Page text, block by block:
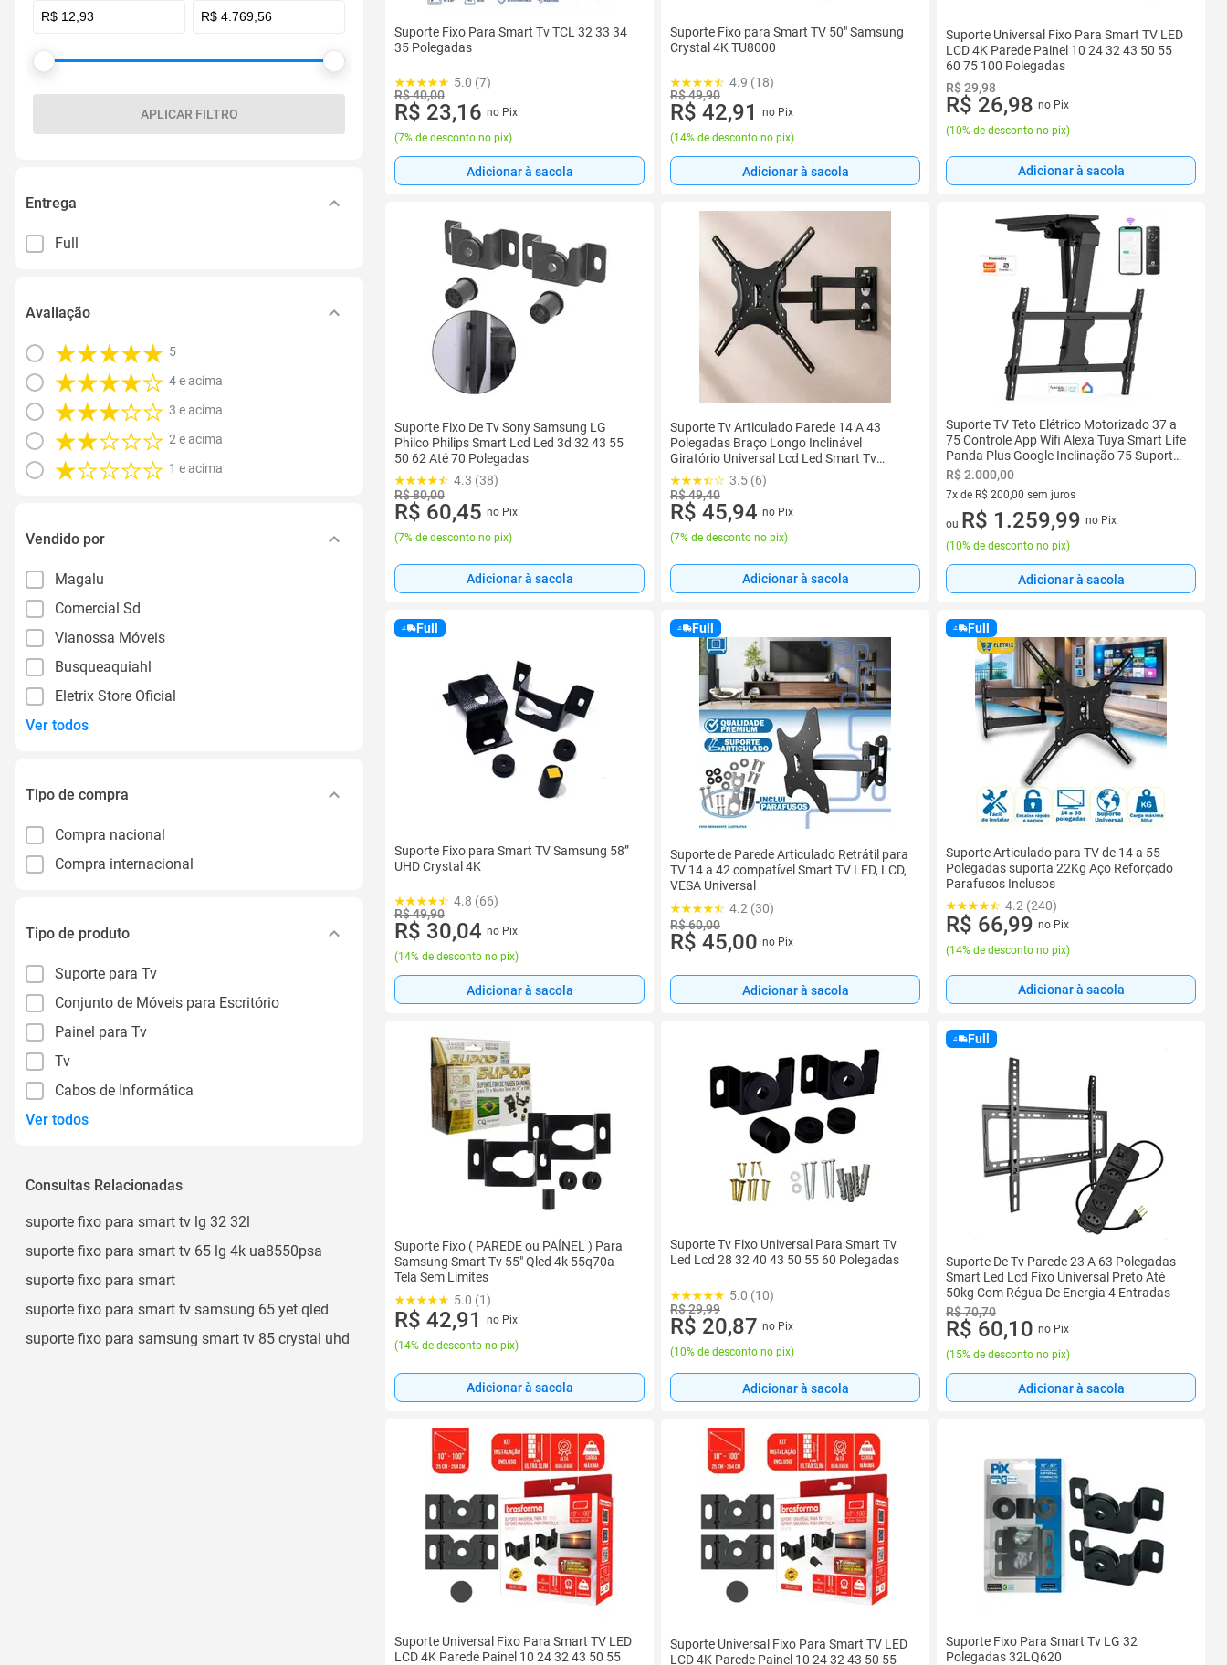
APLICAR FILTRO
Entrega
Full
Avaliação
5
4 e acima
3 e acima
2 e acima
1 e acima
Vendido por
Magalu
Comercial Sd
Vianossa Móveis
Busqueaquiahl
Eletrix Store Oficial
Ver todos
Tipo de compra
Compra nacional
Compra internacional
Tipo de produto
Suporte para Tv
Conjunto de Móveis para Escritório
Painel para Tv
Tv
Cabos de Informática
Ver todos
Consultas Relacionadas
suporte fixo para smart tv lg 32 32l
suporte fixo para smart tv 65 lg 4k ua8550psa
suporte fixo para smart
suporte fixo para smart tv samsung 65 yet qled
suporte fixo para samsung smart tv 85 crystal uhd
Suporte Fixo Para Smart Tv TCL 32 33 34
35 Polegadas
5.0 (7)
R$ 40,00
R$ 23,16 no Pix
(7% de desconto no pix)
Adicionar à sacola
Suporte Fixo para Smart TV 50" Samsung
Crystal 4K TU8000
4.9 (18)
R$ 49,90
R$ 42,91
no Pix
(14% de desconto no pix)
Adicionar à sacola
Suporte Universal Fixo Para Smart TV LED
LCD 4K Parede Painel 10 24 32 43 50 55
60 75 100 Polegadas
R$ 29,98
R$ 26,98 no Pix
(10% de desconto no pix)
Adicionar à sacola
Suporte Fixo De Tv Sony Samsung LG
Philco Philips Smart Lcd Led 3d 32 43 55
50 62 Até 70 Polegadas
4.3 (38)
R$ 80,00
R$ 60,45 no Pix
(7% de desconto no pix)
Adicionar à sacola
Suporte Tv Articulado Parede 14 A 43
Polegadas Braço Longo Inclinável
Giratório Universal Lcd Led Smart Tv
Samsung LG Sony Tcl Monitor Vesa Preto
3.5 (6)
R$ 49,40
R$ 45,94 no Pix
(7% de desconto no pix)
Adicionar à sacola
Suporte TV Teto Elétrico Motorizado 37 a
75 Controle App Wifi Alexa Tuya Smart Life
Panda Plus Google Inclinação 75 Suporta
Até 45kg Padrão Vesa
R$ 2.000,00
7x de R$ 200,00 sem juros
7 vez de R$ 200,00 sem juros
ou R$ 1.259,99 no Pix
(10% de desconto no pix)
Adicionar à sacola
Full
Suporte Fixo para Smart TV Samsung 58”
UHD Crystal 4K
4.8 (66)
R$ 49,90
R$ 30,04 no Pix
(14% de desconto no pix)
Adicionar à sacola
Full
Suporte de Parede Articulado Retrátil para
TV 14 a 42 compatível Smart TV LED, LCD,
VESA Universal
4.2 (30)
R$ 60,00
R$ 45,00 no Pix
Adicionar à sacola
Full
Suporte Articulado para TV de 14 a 55
Polegadas suporta 22Kg Aço Reforçado
Parafusos Inclusos
4.2 (240)
R$ 66,99 no Pix
(14% de desconto no pix)
Adicionar à sacola
Suporte Fixo ( PAREDE ou PAÍNEL ) Para
Samsung Smart Tv 55" Qled 4k 55q70a
Tela Sem Limites
5.0 (1)
R$ 42,91
no Pix
(14% de desconto no pix)
Adicionar à sacola
Suporte Tv Fixo Universal Para Smart Tv
Led Lcd 28 32 40 43 50 55 60 Polegadas
5.0 (10)
R$ 29,99
R$ 20,87 no Pix
(10% de desconto no pix)
Adicionar à sacola
Full
Suporte De Tv Parede 23 A 63 Polegadas
Smart Led Lcd Fixo Universal Preto Até
50kg Com Régua De Energia 4 Entradas
R$ 70,70
R$ 60,10 no Pix
(15% de desconto no pix)
Adicionar à sacola
Suporte Universal Fixo Para Smart TV LED
LCD 4K Parede Painel 10 24 32 43 50 55
Suporte Universal Fixo Para Smart TV LED
LCD 4K Parede Painel 10 24 32 43 50 55
Suporte Fixo Para Smart Tv LG 32
Polegadas 32LQ620